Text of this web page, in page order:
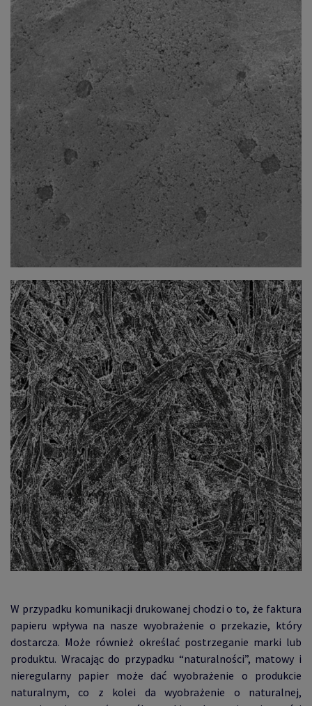
W przypadku komunikacji drukowanej chodzi o to, że faktura
papieru wpływa na nasze wyobrażenie o przekazie, który
dostarcza. Może również określać postrzeganie marki lub
produktu. Wracając do przypadku “naturalności”, matowy i
nieregularny papier może dać wyobrażenie o produkcie
naturalnym, co z kolei da wyobrażenie o naturalnej,